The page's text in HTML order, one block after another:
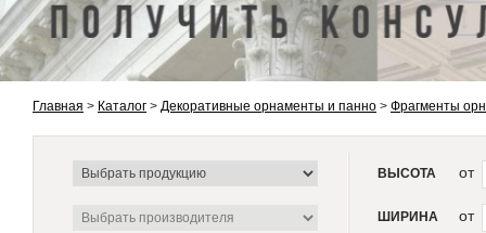
Главная > Каталог > Декоративные орнаменты и панно > Фрагменты
ВЫСОТА от
ШИРИНА от